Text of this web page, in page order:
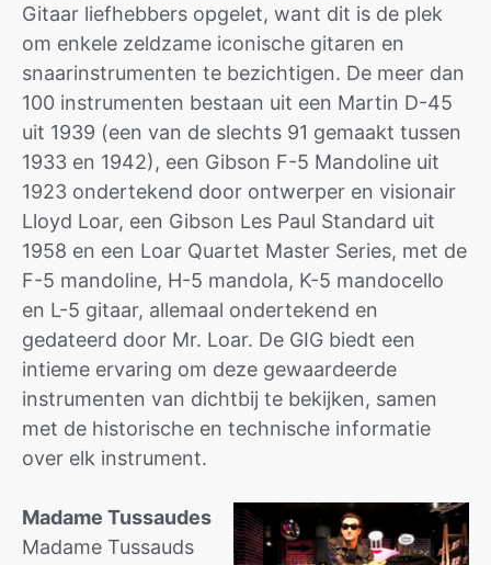
Gitaar liefhebbers opgelet, want dit is de plek
om enkele zeldzame iconische gitaren en
snaarinstrumenten te bezichtigen. De meer dan
100 instrumenten bestaan uit een Martin D-45
uit 1939 (een van de slechts 91 gemaakt tussen
1933 en 1942), een Gibson F-5 Mandoline uit
1923 ondertekend door ontwerper en visionair
Lloyd Loar, een Gibson Les Paul Standard uit
1958 en een Loar Quartet Master Series, met de
F-5 mandoline, H-5 mandola, K-5 mandocello
en L-5 gitaar, allemaal ondertekend en
gedateerd door Mr. Loar. De GIG biedt een
intieme ervaring om deze gewaardeerde
instrumenten van dichtbij te bekijken, samen
met de historische en technische informatie
over elk instrument.
Madame Tussaudes
Madame Tussauds